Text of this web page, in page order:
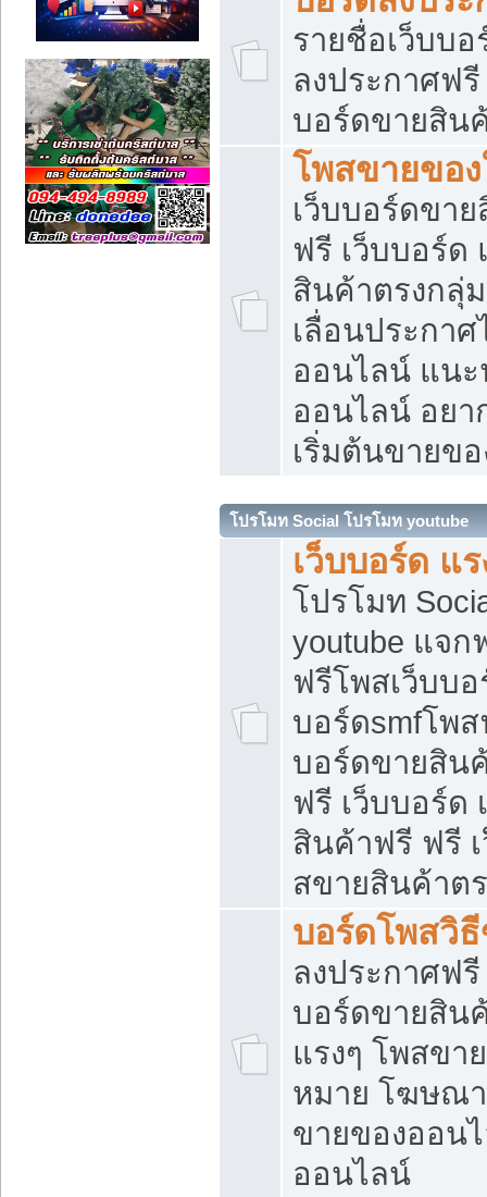
รายชื่อเว็บบ
ลงประกาศฟรี
บอร์ดขายสิน
โพสขายขอ
เว็บบอร์ดขา
ฟรี เว็บบอร์ด
สินค้าตรงกลุ่
เลื่อนประกา
ออนไลน์ แนะ
ออนไลน์ อย
เริ่มต้นขายข
โปรโมท Social โปรโมท youtube
เว็บบอร์ด แร
โปรโมท
youtube แจก
ฟรีโพสเว็บบอ
บอร์ดsmfโพ
บอร์ดขายสิน
ฟรี เว็บบอร์ด
สินค้าฟรี ฟรี
สขายสินค้าต
บอร์ดโพสวิ
ลงประกาศฟรี
บอร์ดขายสิน
แรงๆ โพสขา
หมาย โฆษณ
ขายของออน
ออนไลน์